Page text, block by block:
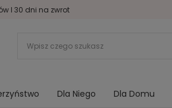
I 30 dni na zwrot
Dla Niego Dla Domu